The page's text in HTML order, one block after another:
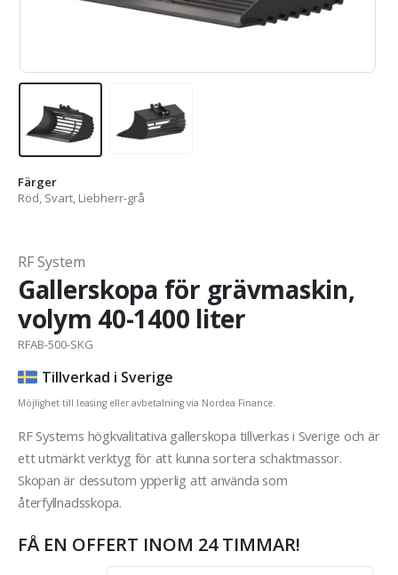
Färger
Röd, Svart, Liebherr-grå
RF System
Gallerskopa för grävmaskin,
volym 40-1400 liter
RFAB-500-SKG
Tillverkad i Sverige
Möjlighet till leasing eller avbetalning via Nordea Finance.
RF Systems högkvalitativa gallerskopa tillverkas i Sverige och är
ett utmärkt verktyg för att kunna sortera schaktmassor.
Skopan är dessutom ypperlig att använda som
återfyllnadsskopa.
FÅ EN OFFERT INOM 24 TIMMAR!